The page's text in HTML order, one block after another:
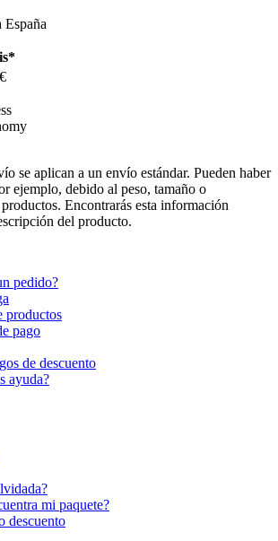
España
se aplican a un envío estándar. Pueden haber
ejemplo, debido al peso, tamaño o
Encontrarás esta información
del producto.
pedido?
productos
pago
de descuento
ayuda?
mi paquete?
descuento